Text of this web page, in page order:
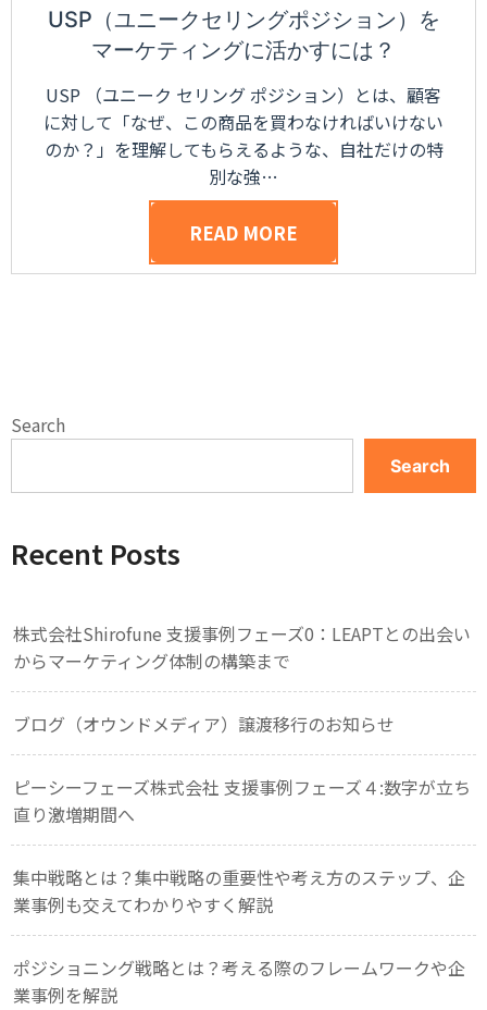
USP（ユニークセリングポジション）を
マーケティングに活かすには？
USP （ユニーク セリング ポジション）とは、顧客
に対して「なぜ、この商品を買わなければいけない
のか？」を理解してもらえるような、自社だけの特
別な強…
READ MORE
Search
Search
Recent Posts
株式会社Shirofune 支援事例フェーズ0：LEAPTとの出会い
からマーケティング体制の構築まで
ブログ（オウンドメディア）譲渡移行のお知らせ
ピーシーフェーズ株式会社 支援事例フェーズ４:数字が立ち
直り激増期間へ
集中戦略とは？集中戦略の重要性や考え方のステップ、企
業事例も交えてわかりやすく解説
ポジショニング戦略とは？考える際のフレームワークや企
業事例を解説